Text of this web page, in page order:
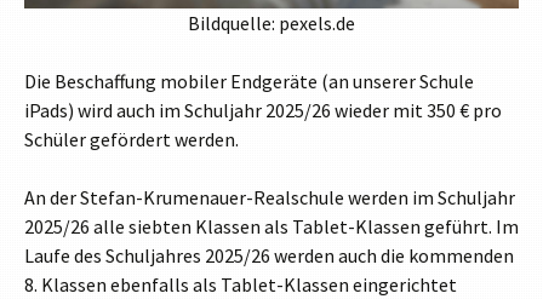
Bildquelle: pexels.de
Die Beschaffung mobiler Endgeräte (an unserer Schule
iPads) wird auch im Schuljahr 2025/26 wieder mit 350 € pro
Schüler gefördert werden.
An der Stefan-Krumenauer-Realschule werden im Schuljahr
2025/26 alle siebten Klassen als Tablet-Klassen geführt. Im
Laufe des Schuljahres 2025/26 werden auch die kommenden
8. Klassen ebenfalls als Tablet-Klassen eingerichtet